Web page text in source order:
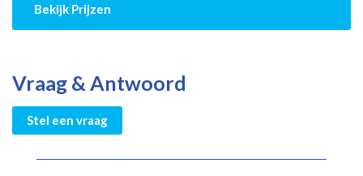
Bekijk Prijzen
Vraag & Antwoord
Stel een vraag